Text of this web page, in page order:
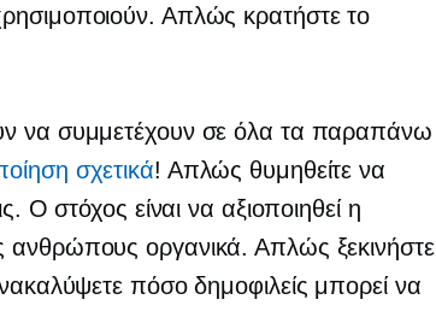
Απλώς κρατήστε το
να συμμετέχουν σε όλα τα παραπάνω
σχετικά! Απλώς θυμηθείτε να
Ο στόχος είναι να αξιοποιηθεί η
ανθρώπους οργανικά. Απλώς ξεκινήστε
πόσο δημοφιλείς μπορεί να